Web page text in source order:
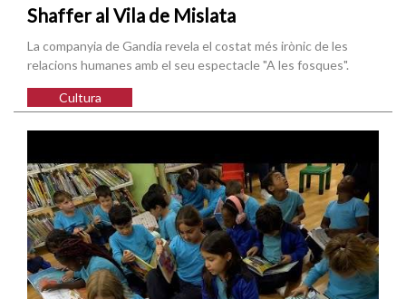
Shaffer al Vila de Mislata
La companyia de Gandia revela el costat més irònic de les
relacions humanes amb el seu espectacle "A les fosques".
Cultura